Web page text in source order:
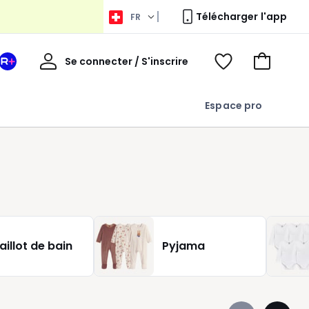
FR Télécharger l'app
Espace pro
Votre
Se connecter / S'inscrire
Bienvenue
Voir
Aller
de bain Pyjama